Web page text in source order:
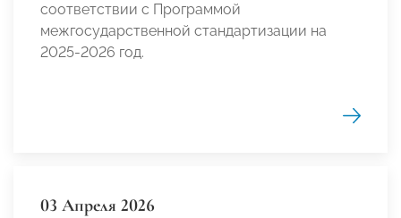
соответствии с Программой
межгосударственной стандартизации на
2025-2026 год.
03 Апреля 2026